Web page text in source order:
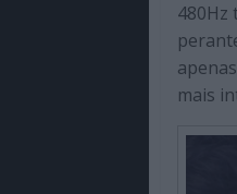
480Hz
mais